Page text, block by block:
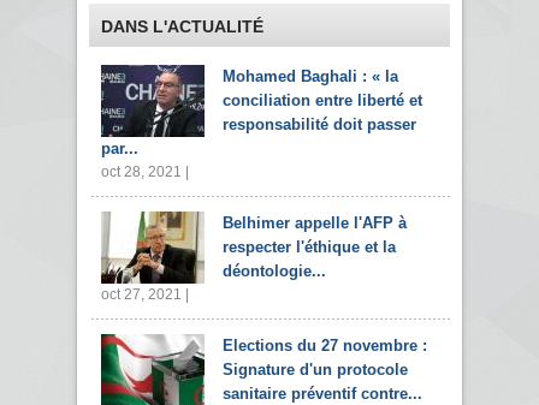
DANS L'ACTUALITÉ
Mohamed Baghali : « la
conciliation entre liberté et
responsabilité doit passer
par...
oct 28, 2021 |
Belhimer appelle l'AFP à
respecter l'éthique et la
déontologie...
oct 27, 2021 |
Elections du 27 novembre :
Signature d'un protocole
sanitaire préventif contre...